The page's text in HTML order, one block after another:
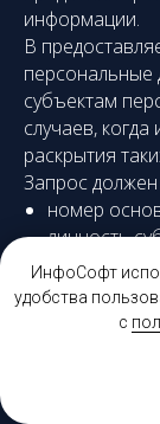
ИнфоСофт
удобства
с
информации.
В
персональные
субъектам
случаев,
раскрытия
Запрос
номер
личность
документа
сведения,
(номер
условное